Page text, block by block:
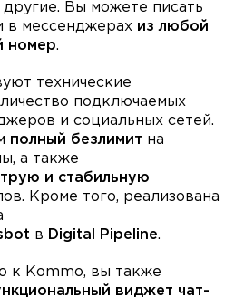
Вы можете писать
в мессенджерах из любой
номер.
технические
подключаемых
и социальных сетей.
полный безлимит на
а также
и стабильную
Кроме того, реализована
в Digital Pipeline.
к Kommo, вы также
виджет чат-